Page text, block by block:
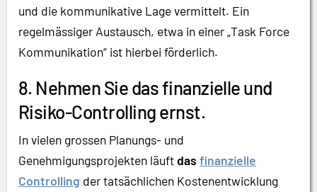
und die kommunikative Lage vermittelt. Ein
regelmässiger Austausch, etwa in einer „Task Force
Kommunikation“ ist hierbei förderlich.
8. Nehmen Sie das finanzielle und
Risiko-Controlling ernst.
In vielen grossen Planungs- und
Genehmigungsprojekten läuftdas finanzielle
Controlling der tatsächlichen Kostenentwicklung